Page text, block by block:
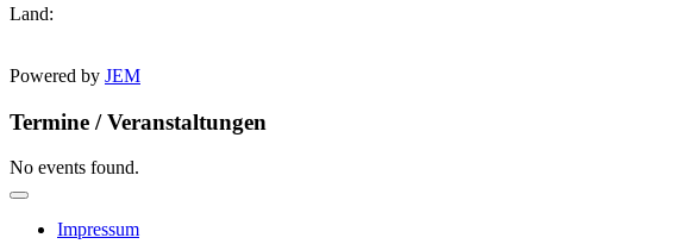
Land:
Powered by JEM
Termine / Veranstaltungen
No events found.
Impressum